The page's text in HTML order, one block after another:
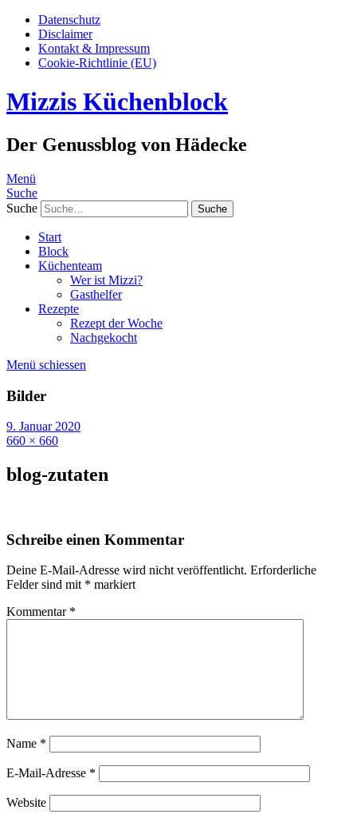
Datenschutz
Disclaimer
Kontakt & Impressum
Cookie-Richtlinie (EU)
Mizzis Küchenblock
Der Genussblog von Hädecke
Menü
Suche
Suche
Start
Block
Küchenteam
Wer ist Mizzi?
Gasthelfer
Rezepte
Rezept der Woche
Nachgekocht
Menü schiessen
Bilder
9. Januar 2020
660 × 660
blog-zutaten
Schreibe einen Kommentar
Deine E-Mail-Adresse wird nicht veröffentlicht. Erforderliche
Felder sind mit * markiert
Kommentar *
Name *
E-Mail-Adresse *
Website